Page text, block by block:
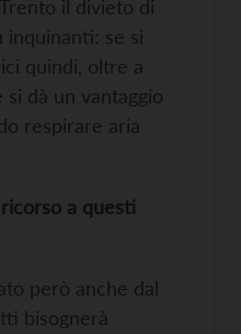
il divieto di
inquinanti: se si
quindi, oltre a
dà un vantaggio
respirare aria
a questi
però anche dal
bisognerà